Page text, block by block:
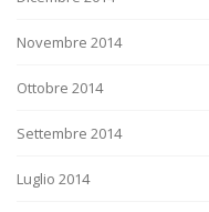
Novembre 2014
Ottobre 2014
Settembre 2014
Luglio 2014